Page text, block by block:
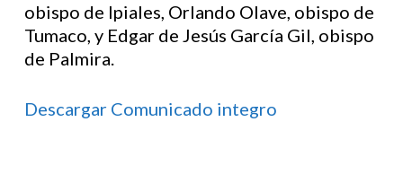
obispo de Ipiales, Orlando Olave, obispo de
Tumaco, y Edgar de Jesús García Gil, obispo
de Palmira.
Descargar Comunicado integro